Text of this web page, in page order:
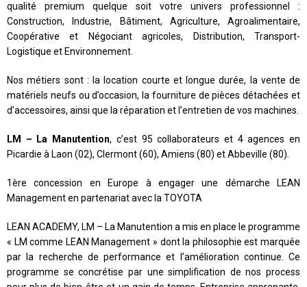
qualité premium quelque soit votre univers professionnel :
Construction, Industrie, Bâtiment, Agriculture, Agroalimentaire,
Coopérative et Négociant agricoles, Distribution, Transport-
Logistique et Environnement.
Nos métiers sont : la location courte et longue durée, la vente de
matériels neufs ou d’occasion, la fourniture de pièces détachées et
d’accessoires, ainsi que la réparation et l’entretien de vos machines.
LM – La Manutention, c’est 95 collaborateurs et 4 agences en
Picardie à Laon (02), Clermont (60), Amiens (80) et Abbeville (80).
1ère concession en Europe à engager une démarche LEAN
Management en partenariat avec la TOYOTA
LEAN ACADEMY, LM – La Manutention a mis en place le programme
« LM comme LEAN Management » dont la philosophie est marquée
par la recherche de performance et l’amélioration continue. Ce
programme se concrétise par une simplification de nos process